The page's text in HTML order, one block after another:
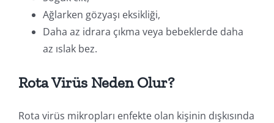
Ağlarken gözyaşı eksikliği,
Daha az idrara çıkma veya bebeklerde daha
az ıslak bez.
Rota Virüs Neden Olur?
Rota virüs mikropları enfekte olan kişinin dışkısında